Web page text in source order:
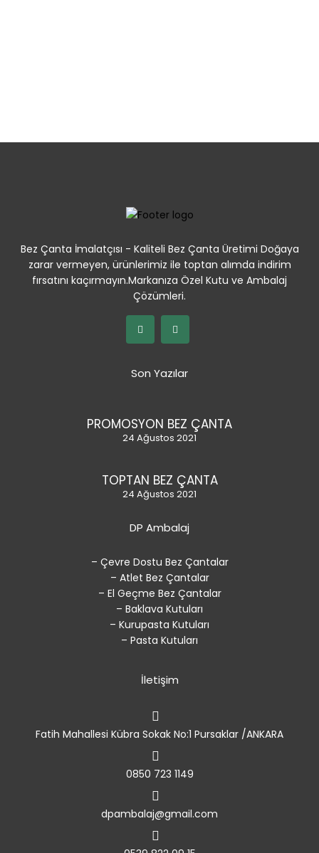
Bez Çanta İmalatçısı - Kaliteli Bez Çanta Üretimi Doğaya
zarar vermeyen, ürünlerimiz ile toptan alımda indirim
fırsatını kaçırmayın.Markanıza Özel Kutu ve Ambalaj
Çözümleri.
Son Yazılar
PROMOSYON BEZ ÇANTA
24 Ağustos 2021
TOPTAN BEZ ÇANTA
24 Ağustos 2021
DP Ambalaj
– Çevre Dostu Bez Çantalar
– Atlet Bez Çantalar
– El Geçme Bez Çantalar
– Baklava Kutuları
– Kurupasta Kutuları
– Pasta Kutuları
İletişim
Fatih Mahallesi Kübra Sokak No:1 Pursaklar /ANKARA
0850 723 1149
dpambalaj@gmail.com